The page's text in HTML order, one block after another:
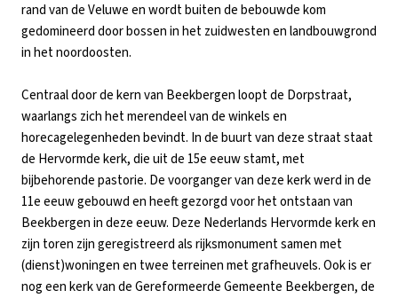
rand van de Veluwe en wordt buiten de bebouwde kom
gedomineerd door bossen in het zuidwesten en landbouwgrond
in het noordoosten.
Centraal door de kern van Beekbergen loopt de Dorpstraat,
waarlangs zich het merendeel van de winkels en
horecagelegenheden bevindt. In de buurt van deze straat staat
de Hervormde kerk, die uit de 15e eeuw stamt, met
bijbehorende pastorie. De voorganger van deze kerk werd in de
11e eeuw gebouwd en heeft gezorgd voor het ontstaan van
Beekbergen in deze eeuw. Deze Nederlands Hervormde kerk en
zijn toren zijn geregistreerd als rijksmonument samen met
(dienst)woningen en twee terreinen met grafheuvels. Ook is er
nog een kerk van de Gereformeerde Gemeente Beekbergen, de